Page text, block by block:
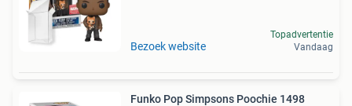
Bezoek website
Topadvertentie
Vandaag
Funko Pop Simpsons Poochie 1498